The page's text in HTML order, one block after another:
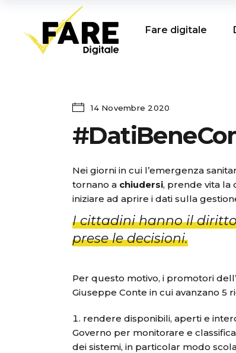
Fare digitale
14 Novembre 2020
Nei giorni in cui l’emergenza
tornano a chiudersi, prende vita la
iniziare ad aprire i dati sulla
I cittadini hanno il
prese le decisioni.
Per questo motivo, i promotori
Giuseppe Conte in cui avanzano 5
rendere disponibili, aperti e
Governo per monitorare e
dei sistemi, in particolar modo